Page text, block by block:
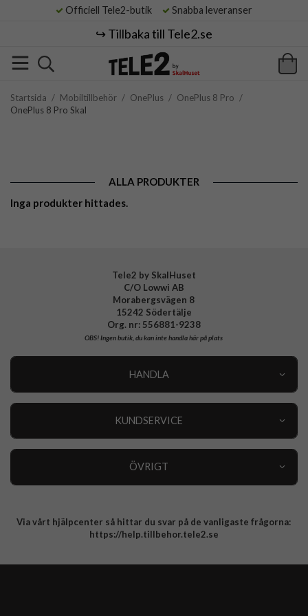
Officiell Tele2-butik Snabba leveranser
↪️ Tillbaka till Tele2.se
Startsida / Mobiltillbehör / OnePlus / OnePlus 8 Pro /
OnePlus 8 Pro Skal
ALLA PRODUKTER
Inga produkter hittades.
Tele2 by SkalHuset
C/O Lowwi AB
Morabergsvägen 8
15242 Södertälje
Org. nr: 556881-9238
OBS!Ingen butik, du kan inte handla här på plats
HANDLA
KUNDSERVICE
ÖVRIGT
Integritetspolicy
Via vårt hjälpcenter så hittar du svar på de vanligaste frågorna:
https://help.tillbehor.tele2.se